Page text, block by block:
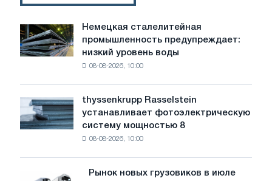
Немецкая
сталелитейная
промышленность
предупреждает:
воды
угрожает
безопасности
Немецкая сталелитейная
промышленность предупреждает:
низкий уровень воды
08-08-2026, 10:00
thyssenkrupp
Rasselstein
устанавливает
фотоэлектрическую
thyssenkrupp Rasselstein
устанавливает фотоэлектрическую
систему мощностью 8
08-08-2026, 10:00
Рынок
Рынок новых грузовиков в июле